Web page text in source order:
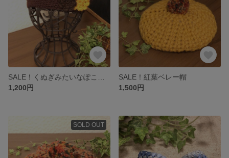
1,200円
SALE！紅葉ベレー帽
1,500円
SOLD OUT